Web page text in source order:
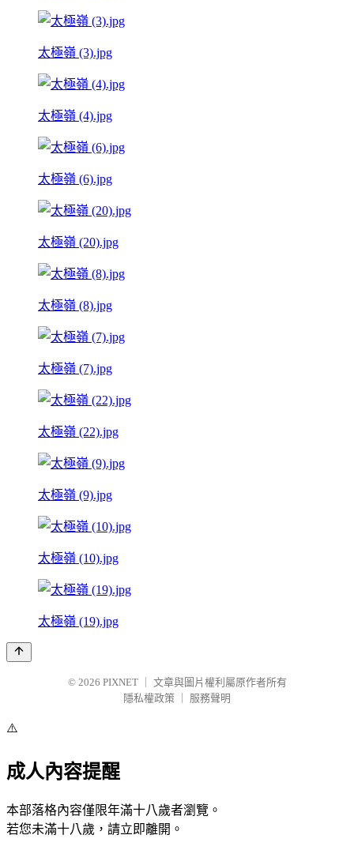
太極嶺 (3).jpg
太極嶺 (4).jpg
太極嶺 (6).jpg
太極嶺 (20).jpg
太極嶺 (8).jpg
太極嶺 (7).jpg
太極嶺 (22).jpg
太極嶺 (9).jpg
太極嶺 (10).jpg
太極嶺 (19).jpg
© 2026 PIXNET
文章與圖片權利屬原作者所有
隱私權政策
服務聲明
⚠️
成人內容提醒
本部落格內容僅限年滿十八歲者瀏覽。
若您未滿十八歲，請立即離開。